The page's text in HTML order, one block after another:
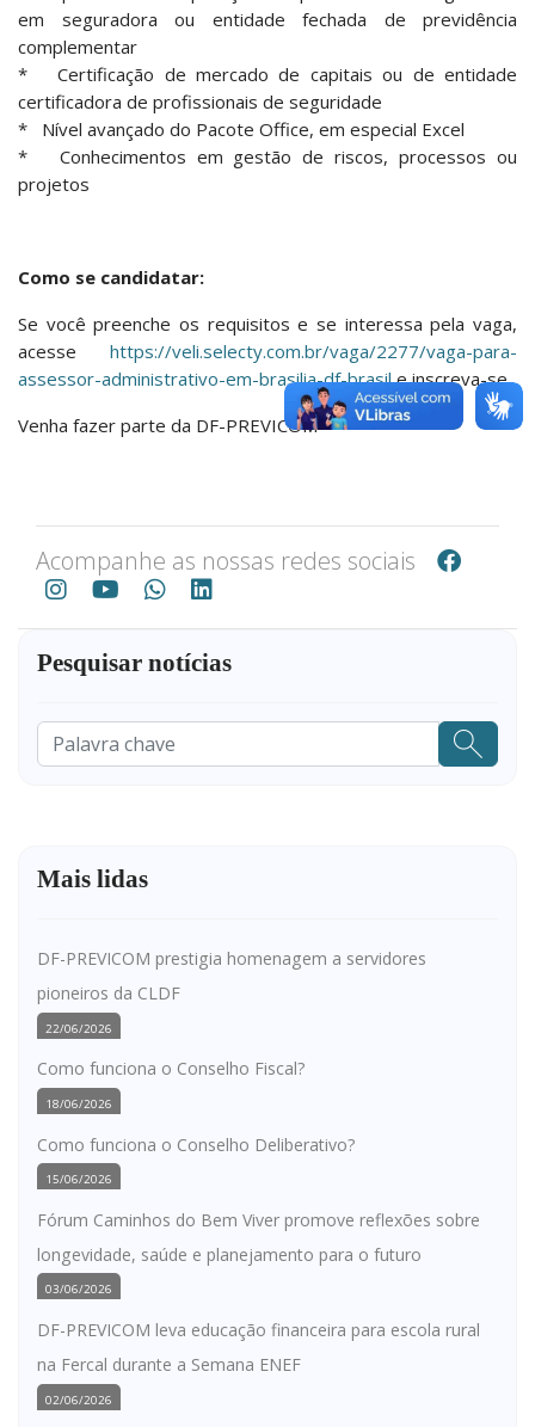
em seguradora ou entidade fechada de previdência
complementar
* Certificação de mercado de capitais ou de entidade
certificadora de profissionais de seguridade
* Nível avançado do Pacote Office, em especial Excel
* Conhecimentos em gestão de riscos, processos ou
projetos
Como se candidatar:
Se você preenche os requisitos e se interessa pela vaga,
acesse https://veli.selecty.com.br/vaga/2277/vaga-para-
assessor-administrativo-em-brasilia-df-brasile inscreva-se.
Venha fazer parte da DF-PREVICOM
Acompanhe as nossas redes sociais
Pesquisar notícias
Pesquisar
Mais lidas
DF-PREVICOM prestigia homenagem a servidores
pioneiros da CLDF
22/06/2026
Como funciona o Conselho Fiscal?
18/06/2026
Como funciona o Conselho Deliberativo?
15/06/2026
Fórum Caminhos do Bem Viver promove reflexões sobre
longevidade, saúde e planejamento para o futuro
03/06/2026
DF-PREVICOM leva educação financeira para escola rural
na Fercal durante a Semana ENEF
02/06/2026